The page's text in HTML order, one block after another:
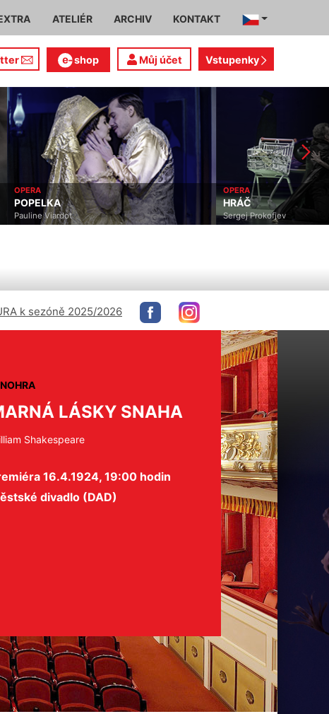
ATELIÉR ARCHIV KONTAKT
shop Můj účet Vstupenky
OPERA
POPELKA
Pauline Viardot
OPERA
HRÁČ
Sergej Prokofjev
k sezóně 2025/2026
LÁSKY SNAHA
Shakespeare
16.4.1924, 19:00 hodin
divadlo (DAD)